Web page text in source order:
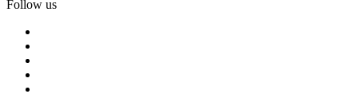
Follow us